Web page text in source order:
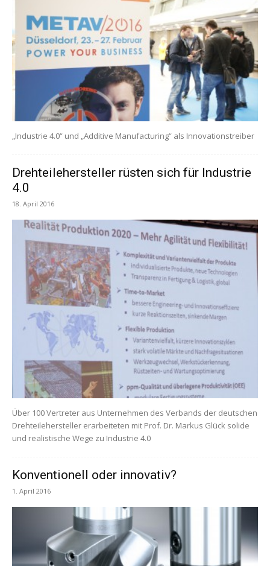
„Industrie 4.0“ und „Additive Manufacturing“ als Innovationstreiber
Drehteilehersteller rüsten sich für Industrie
4.0
18. April 2016
Über 100 Vertreter aus Unternehmen des Verbands der deutschen
Drehteilehersteller erarbeiteten mit Prof. Dr. Markus Glück solide
und realistische Wege zu Industrie 4.0
Konventionell oder innovativ?
1. April 2016